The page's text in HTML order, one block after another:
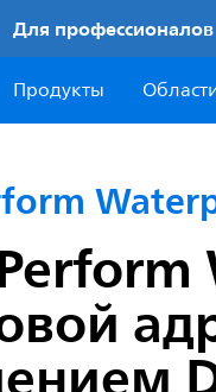
Для профессионалов
Продукты